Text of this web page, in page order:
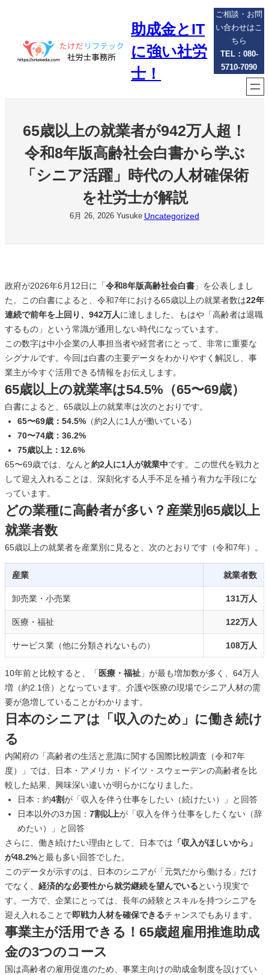
プ
助成金とIT
に強い社労
士！
ご相談・お問
い合わせはこ
ちら
TEL：080-
5710-7090
65歳以上の就業者が942万人超！
令和8年版高齢社会白書から学ぶ
「シニア活躍」時代の人材確保術
を社労士が解説
6月 26, 2026 Yusuke Uncategorized
政府が2026年6月12日に「令和8年版高齢社会白書 」を公表しまし
た。この白書によると、令和7年における65歳以上の就業者数は22年
連続で前年を上回り、942万人に達しました。もはや「高齢者は退職
するもの」という常識が通用しない時代になっています。
この数字は中小企業の人事担当者や経営者にとって、非常に重要な
シグナルです。今回は白書の主要データをわかりやすく解説し、事
業主が今すぐ活用できる情報をお伝えします。
65歳以上の就業率は54.5%（65〜69歳）
白書によると、65歳以上の就業率は次のとおりです。
65〜69歳：54.5% （約2人に1人が働いている）
70〜74歳：36.2%
75歳以上：12.6%
65〜69歳では、なんと約2人に1人が就業中です。この世代を戦力と
して迎え入れることは、深刻化する人手不足を補う有力な手段にな
っています。
どの業種に高齢者が多い？産業別65歳以上
就業者数
65歳以上の就業者を産業別に見ると、次のとおりです（令和7年）。
産業 就業者数
卸売業・小売業 131万人
医療・福祉 122万人
サービス業（他に分類されないもの） 108万人
10年前と比較すると、「 医療・福祉 」が最も増加数が多く、64万人
増（約2.1倍）となっています。介護や医療の現場でシニア人材の需
要が急増していることがわかります。
日本のシニアは「収入のため」に働き続け
る
内閣府の「高齢者の生活と意識に関する国際比較調査（令和7年
度）」では、日本・アメリカ・ドイツ・スウェーデンの高齢者を比
較した結果、興味深い違いが明らかになりました。
日本：約4割が「収入を伴う仕事をしたい（続けたい）」と回答
日本以外の3カ国：7割以上が「収入を伴う仕事をしたくない（辞
めたい）」と回答
さらに、働き続けたい理由として、日本では 「収入がほしいから」
が48.2%と最も多い回答でした。
このデータが示すのは、日本のシニアが「元気だから働ける」だけ
でなく、 経済的な必要性から就労継続を望んでいるという現実で
す。一方で、企業にとっては、長年の経験とスキルを持つシニアを
迎え入れることで即戦力人材を確保できるチャンスでもあります。
事業主が活用できる！65歳超雇用推進助成
金の3つのコース
国は高齢者の雇用促進のため、事業主向けの助成金制度を設けてい